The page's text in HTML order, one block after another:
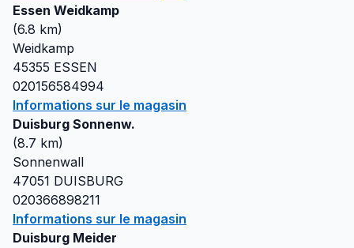
Essen Weidkamp
(6.8 km)
Weidkamp
45355 ESSEN
020156584994
Informations sur le magasin
Duisburg Sonnenw.
(8.7 km)
Sonnenwall
47051 DUISBURG
020366898211
Informations sur le magasin
Duisburg Meider